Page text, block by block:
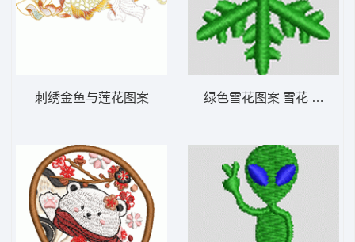
刺绣金鱼与莲花图案 绿色雪花图案 雪花 帽绣